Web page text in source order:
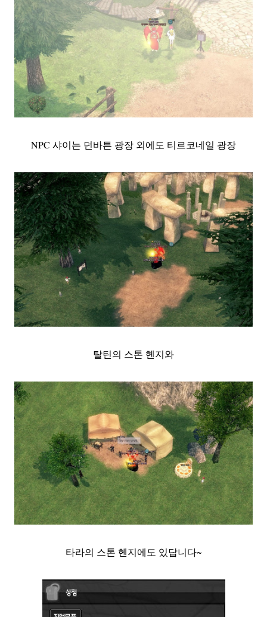
NPC 샤이는 던바튼 광장 외에도 티르코네일 광장
탈틴의 스톤 헨지와
타라의 스톤 헨지에도 있답니다~